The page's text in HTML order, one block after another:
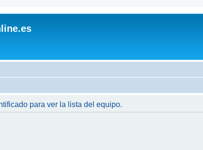
para ver la lista del equipo.